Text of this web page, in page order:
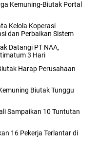
Kemuning-Biutak Portal
Kelola Koperasi
dan Perbaikan Sistem
Datangi PT NAA,
3 Hari
Harap Perusahaan
Biutak Tunggu
Sampaikan 10 Tuntutan
16 Pekerja Terlantar di